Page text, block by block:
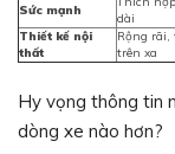
Sức mạnh
dài
Thiết kế nội
thất
Rộng rãi,
trên xa
Hy vọng thông tin
dòng xe nào hơn?